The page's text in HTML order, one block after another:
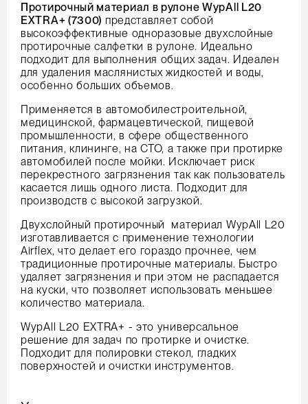
Протирочный материал в рулоне WypAll L20
EXTRA+ (7300) представляет собой
высокоэффективные одноразовые двухслойные
протирочные салфетки в рулоне. Идеально
подходит для выполнения общих задач. Идеален
для удаления маслянистых жидкостей и воды,
особенно больших объемов.
Применяется в автомобилестроительной,
медицинской, фармацевтической, пищевой
промышленности, в сфере общественного
питания, клининге, на СТО, а также при протирке
автомобилей после мойки. Исключает риск
перекрестного загрязнения так как пользователь
касается лишь одного листа. Подходит для
производств с высокой загрузкой.
Двухслойный протирочный материал WypAll L20
изготавливается с применение технологии
Airflex, что делает его гораздо прочнее, чем
традиционные протирочные материалы. Быстро
удаляет загрязнения и при этом не распадается
на куски, что позволяет использовать меньшее
количество материала.
WypAll L20 EXTRA+ - это универсальное
решение для задач по протирке и очистке.
Подходит для полировки стекол, гладких
поверхностей и очистки инструментов.